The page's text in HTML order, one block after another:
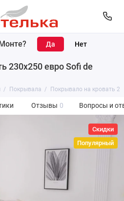
?
230х250 евро Sofi de
Покрывала Покрывало на кровать
Отзывы 0 Вопросы и
Скидки
Популярный